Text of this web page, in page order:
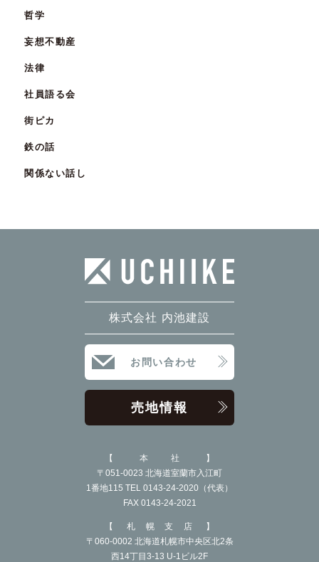
哲学
妄想不動産
法律
社員語る会
街ピカ
鉄の話
関係ない話し
2022年9月
2022年8月
2022年7月
2022年6月
2022年4月
2022年1月
2021年11月
株式会社 内池建設
お問い合わせ
売地情報
本社
〒051-0023 北海道室蘭市入江町
1番地115 TEL 0143-24-2020（代表）
FAX 0143-24-2021
札幌支店
〒060-0002 北海道札幌市中央区北2条
西14丁目3-13 U-1ビル2F